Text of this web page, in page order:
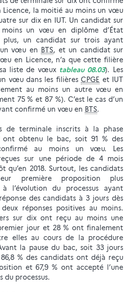
la moitié au moins un vœu
sur dix en IUT. Un candidat sur
un vœu en diplôme d’État
plus, un candidat sur trois ayant
vœu en BTS, et un candidat sur
en Licence, n’a que cette filière
liste de vœux tableau 08.03). Les
vœu dans les filières CPGE et IUT
au moins un autre vœu en
75 % et 87 %). C’est le cas d’un
confirmé un vœu en BTS.
de terminale inscrits à la phase
ont obtenu le bac, soit 91 % des
au moins un vœu. Les
sur une période de 4 mois
qu’en 2018. Surtout, les candidats
première proposition plus
l’évolution du processus ayant
des candidats à 3 jours dès
réponses positives au moins.
sur dix ont reçu au moins une
jour et 28 % ont finalement
cours de la procédure
la pause du bac, soit 33 jours
et 67,9 % ont accepté l’une
du processus.